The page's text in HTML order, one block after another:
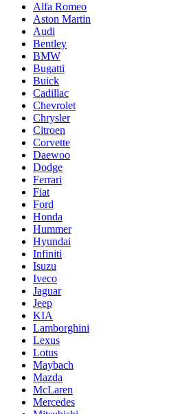
Alfa Romeo
Aston Martin
Audi
Bentley
BMW
Bugatti
Buick
Cadillac
Chevrolet
Chrysler
Citroen
Corvette
Daewoo
Dodge
Ferrari
Fiat
Ford
Honda
Hummer
Hyundai
Infiniti
Isuzu
Iveco
Jaguar
Jeep
KIA
Lamborghini
Lexus
Lotus
Maybach
Mazda
McLaren
Mercedes